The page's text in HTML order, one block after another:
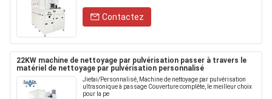
Contactez
22KW machine de nettoyage par pulvérisation passer à travers le
matériel de nettoyage par pulvérisation personnalisé
Jietai/Personnalisé, Machine de nettoyage par pulvérisation
ultrasonique à passage Couverture complète, le meilleur choix
pour la pe